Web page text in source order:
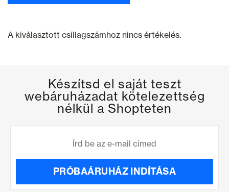
A kiválasztott csillagszámhoz nincs értékelés.
Készítsd el saját teszt
webáruházadat kötelezettség
nélkül a Shopteten
PRÓBAÁRUHÁZ INDÍTÁSA